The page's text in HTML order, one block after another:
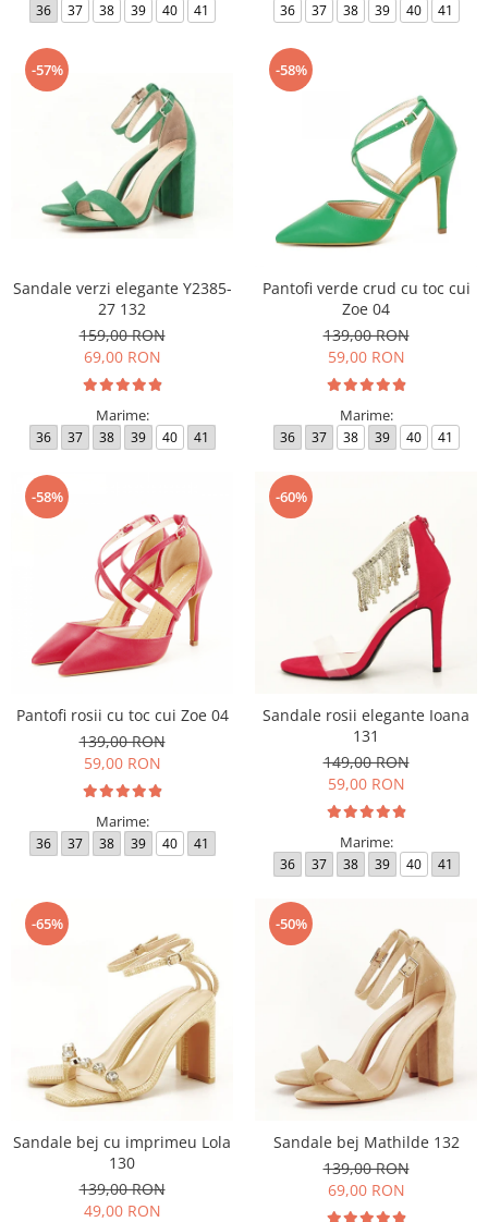
36 37 38 39 40 41 36 37 38 39 40 41
-57%
Sandale verzi elegante Y2385-
27 132
159,00 RON
69,00 RON
Marime:
36 37 38 39 40 41
-58%
Pantofi verde crud cu toc cui
Zoe 04
139,00 RON
59,00 RON
Marime:
36 37 38 39 40 41
-58%
Pantofi rosii cu toc cui Zoe 04
139,00 RON
59,00 RON
Marime:
36 37 38 39 40 41
-60%
Sandale rosii elegante Ioana
131
149,00 RON
59,00 RON
Marime:
36 37 38 39 40 41
-65%
Sandale bej cu imprimeu Lola
130
139,00 RON
49,00 RON
-50%
Sandale bej Mathilde 132
139,00 RON
69,00 RON